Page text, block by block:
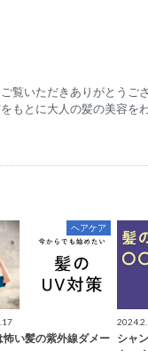
覧いただきありがとうご
もとに大人の髪の美容を
ヘアケア
怖い髪の紫外線ダメー
シャ